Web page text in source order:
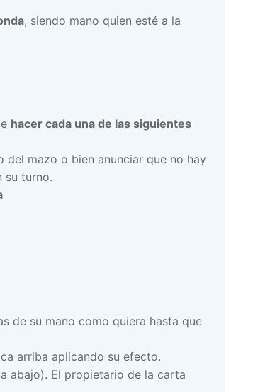
, siendo mano quien esté a la
hacer cada una de las siguientes
mazo o bien anunciar que no hay
su turno.
de su mano como quiera hasta que
arriba aplicando su efecto.
abajo). El propietario de la carta